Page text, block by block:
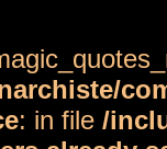
: in file /